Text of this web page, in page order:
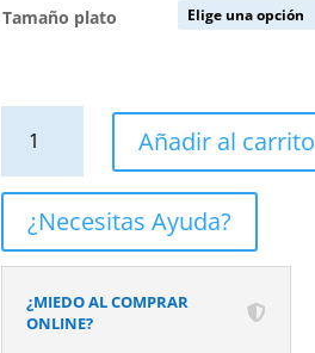
Tamaño plato
ducha
resina
textura
pizarra
efecto
Añadir al carrito
¿Necesitas Ayuda?
¿MIEDO AL COMPRAR
ONLINE?